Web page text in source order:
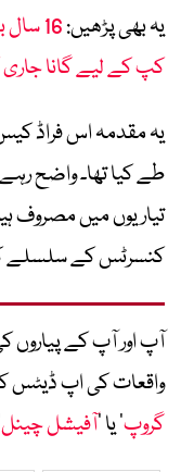
یہ بھی پڑھیں:
کپ کے لیے گانا جاری
طے کیا تھا۔ واضح رہے
تیاریوں میں مصروف
کنسرٹس کے سلسلے
آپ اور آپ کے پیاروں
واقعات کی اپ ڈیٹس
گروپ‘ یا ’آفیشل چینل